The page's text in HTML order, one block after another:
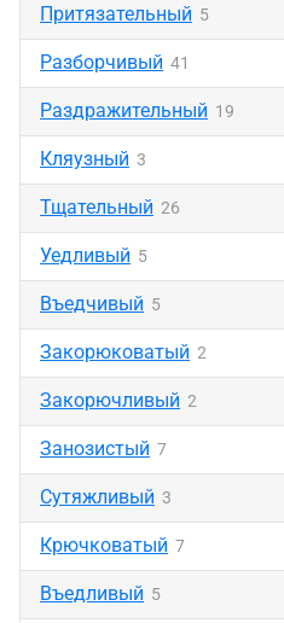
Притязательный 5
Разборчивый 41
Раздражительный 19
Кляузный 3
Тщательный 26
Уедливый 5
Въедчивый 5
Закорюковатый 2
Закорючливый 2
Занозистый 7
Сутяжливый 3
Крючковатый 7
Въедливый 5